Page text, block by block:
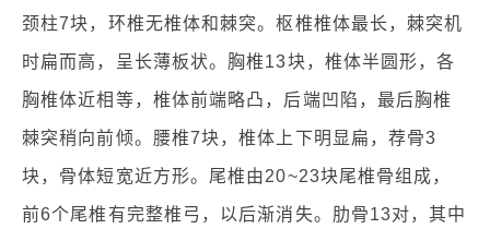
颈柱7块，环椎无椎体和棘突。枢椎椎体最长，棘突机
时扁而高，呈长薄板状。胸椎13块，椎体半圆形，各
胸椎体近相等，椎体前端略凸，后端凹陷，最后胸椎
棘突稍向前倾。腰椎7块，椎体上下明显扁，荐骨3
块，骨体短宽近方形。尾椎由20~23块尾椎骨组成，
前6个尾椎有完整椎弓，以后渐消失。肋骨13对，其中